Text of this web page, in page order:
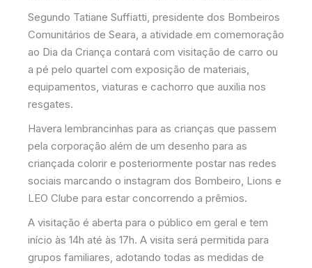
Segundo Tatiane Suffiatti, presidente dos Bombeiros
Comunitários de Seara, a atividade em comemoração
ao Dia da Criança contará com visitação de carro ou
a pé pelo quartel com exposição de materiais,
equipamentos, viaturas e cachorro que auxilia nos
resgates.
Havera lembrancinhas para as crianças que passem
pela corporação além de um desenho para as
criançada colorir e posteriormente postar nas redes
sociais marcando o instagram dos Bombeiro, Lions e
LEO Clube para estar concorrendo a prêmios.
A visitação é aberta para o público em geral e tem
início às 14h até às 17h. A visita será permitida para
grupos familiares, adotando todas as medidas de